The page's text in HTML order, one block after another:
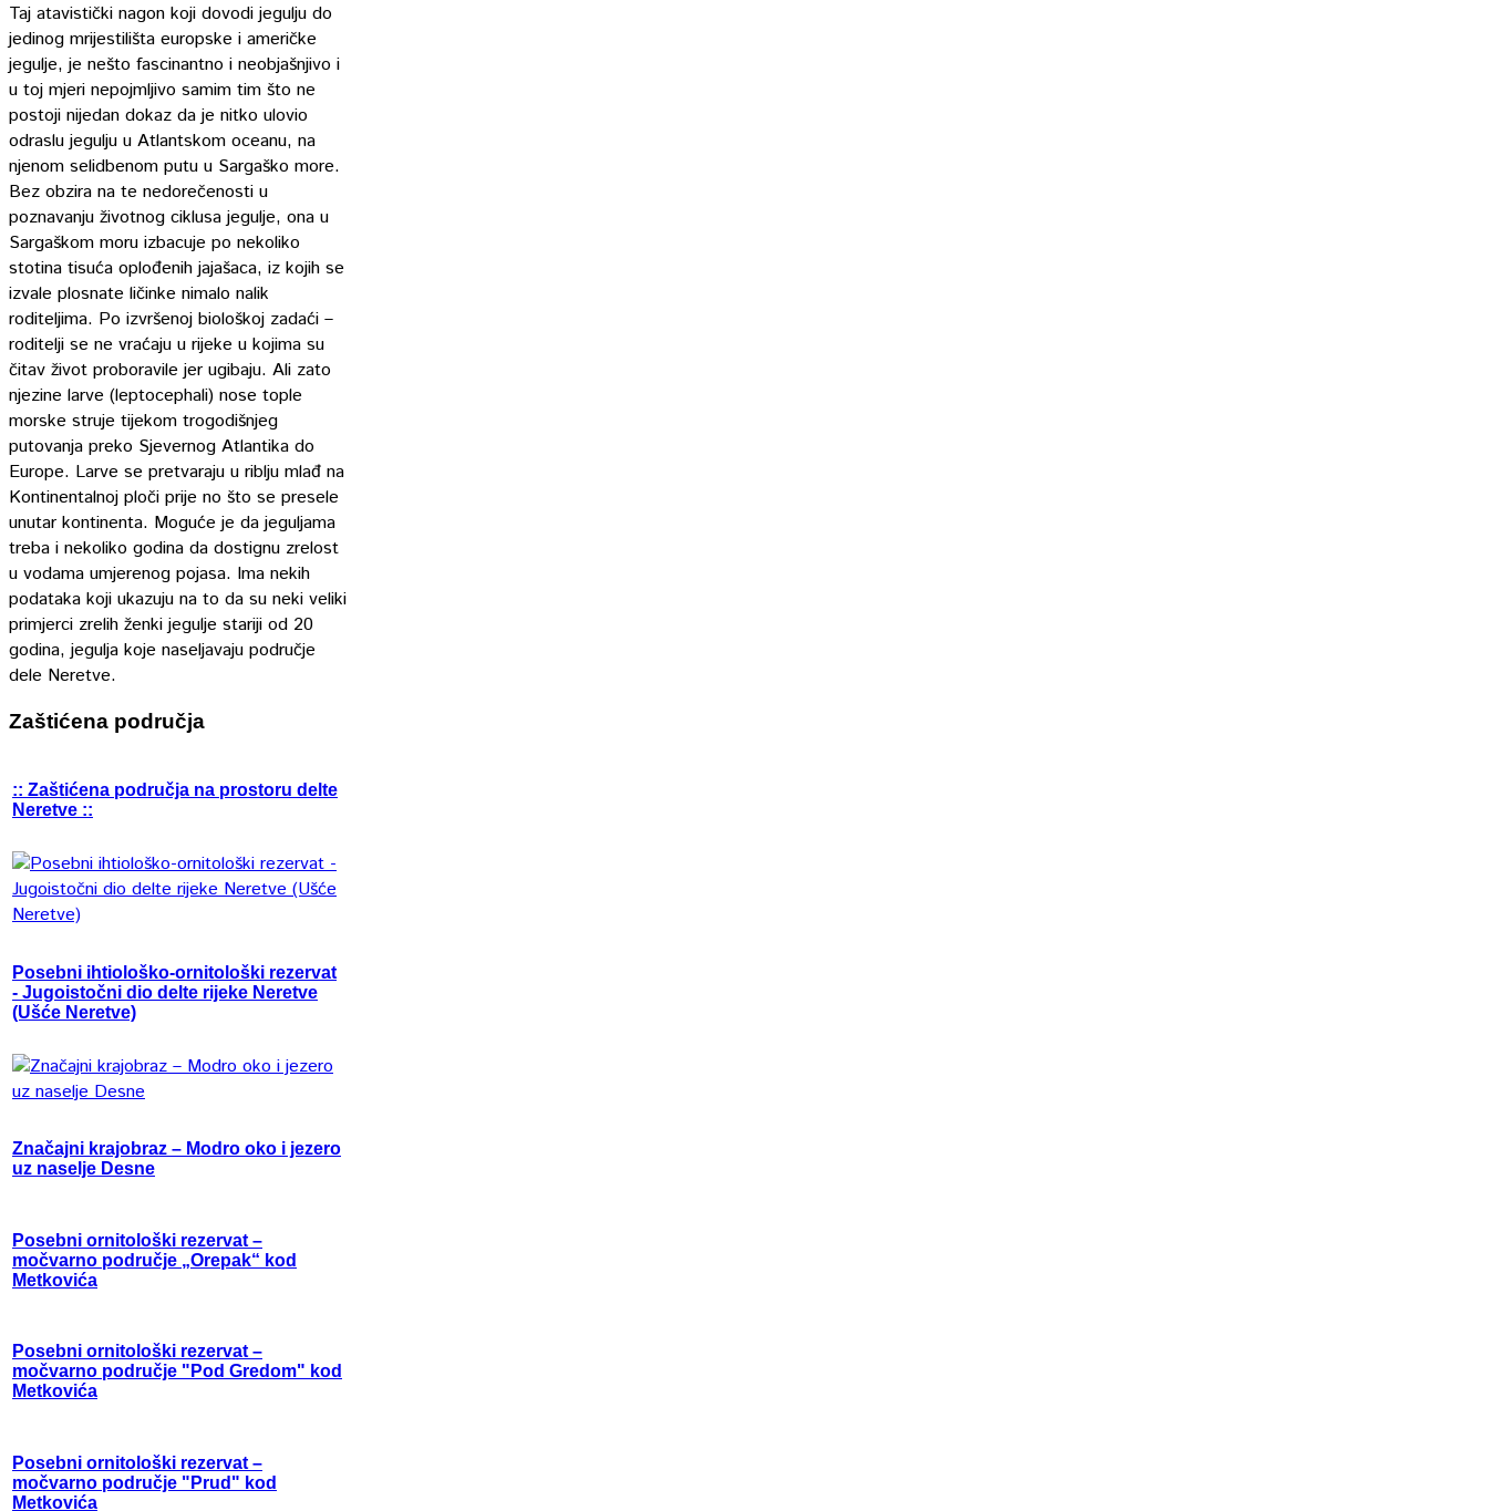
Taj atavistički nagon koji dovodi jegulju do
jedinog mrijestilišta europske i američke
jegulje, je nešto fascinantno i neobjašnjivo i
u toj mjeri nepojmljivo samim tim što ne
postoji nijedan dokaz da je nitko ulovio
odraslu jegulju u Atlantskom oceanu, na
njenom selidbenom putu u Sargaško more.
Bez obzira na te nedorečenosti u
poznavanju životnog ciklusa jegulje, ona u
Sargaškom moru izbacuje po nekoliko
stotina tisuća oplođenih jajašaca, iz kojih se
izvale plosnate ličinke nimalo nalik
roditeljima. Po izvršenoj biološkoj zadaći –
roditelji se ne vraćaju u rijeke u kojima su
čitav život proboravile jer ugibaju. Ali zato
njezine larve (leptocephali) nose tople
morske struje tijekom trogodišnjeg
putovanja preko Sjevernog Atlantika do
Europe. Larve se pretvaraju u riblju mlađ na
Kontinentalnoj ploči prije no što se presele
unutar kontinenta. Moguće je da jeguljama
treba i nekoliko godina da dostignu zrelost
u vodama umjerenog pojasa. Ima nekih
podataka koji ukazuju na to da su neki veliki
primjerci zrelih ženki jegulje stariji od 20
godina, jegulja koje naseljavaju područje
dele Neretve.
Zaštićena područja
:: Zaštićena područja na prostoru delte
Neretve ::
Posebni ihtiološko-ornitološki rezervat
- Jugoistočni dio delte rijeke Neretve
(Ušće Neretve)
Značajni krajobraz – Modro oko i jezero
uz naselje Desne
Posebni ornitološki rezervat –
močvarno područje „Orepak“ kod
Metkovića
Posebni ornitološki rezervat –
močvarno područje "Pod Gredom" kod
Metkovića
Posebni ornitološki rezervat –
močvarno područje "Prud" kod
Metkovića